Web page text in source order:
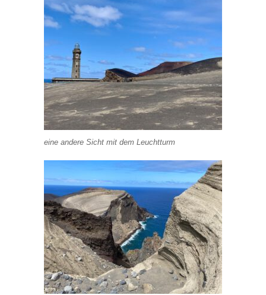
eine andere Sicht mit dem Leuchtturm